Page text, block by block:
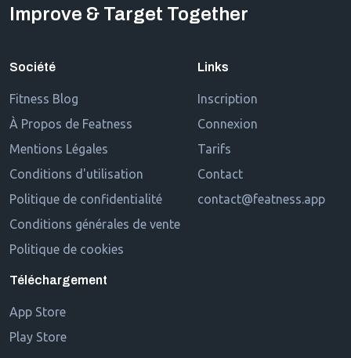
Improve & Target Together
Société
Fitness Blog
À Propos de Featness
Mentions Légales
Conditions d'utilisation
Politique de confidentialité
Conditions générales de vente
Politique de cookies
Links
Inscription
Connexion
Tarifs
Contact
contact@featness.app
Téléchargement
App Store
Play Store